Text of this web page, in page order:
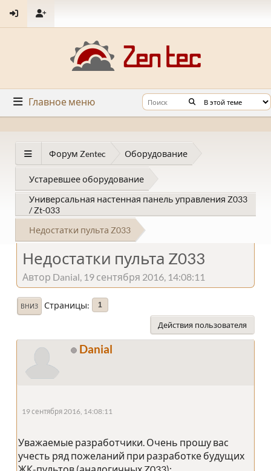
Главное меню
Форум Zentec Оборудование
Устаревшее оборудование
Универсальная настенная панель управления Z033
/ Zt-033
Недостатки пульта Z033
Недостатки пульта Z033
Автор Danial, 19 сентября 2016, 14:08:11
ВНИЗ Страницы 1
Действия пользователя
Danial
19 сентября 2016, 14:08:11
Уважаемые разработчики. Очень прошу вас
учесть ряд пожеланий при разработке будущих
ЖК-пультов (аналогичных Z033):